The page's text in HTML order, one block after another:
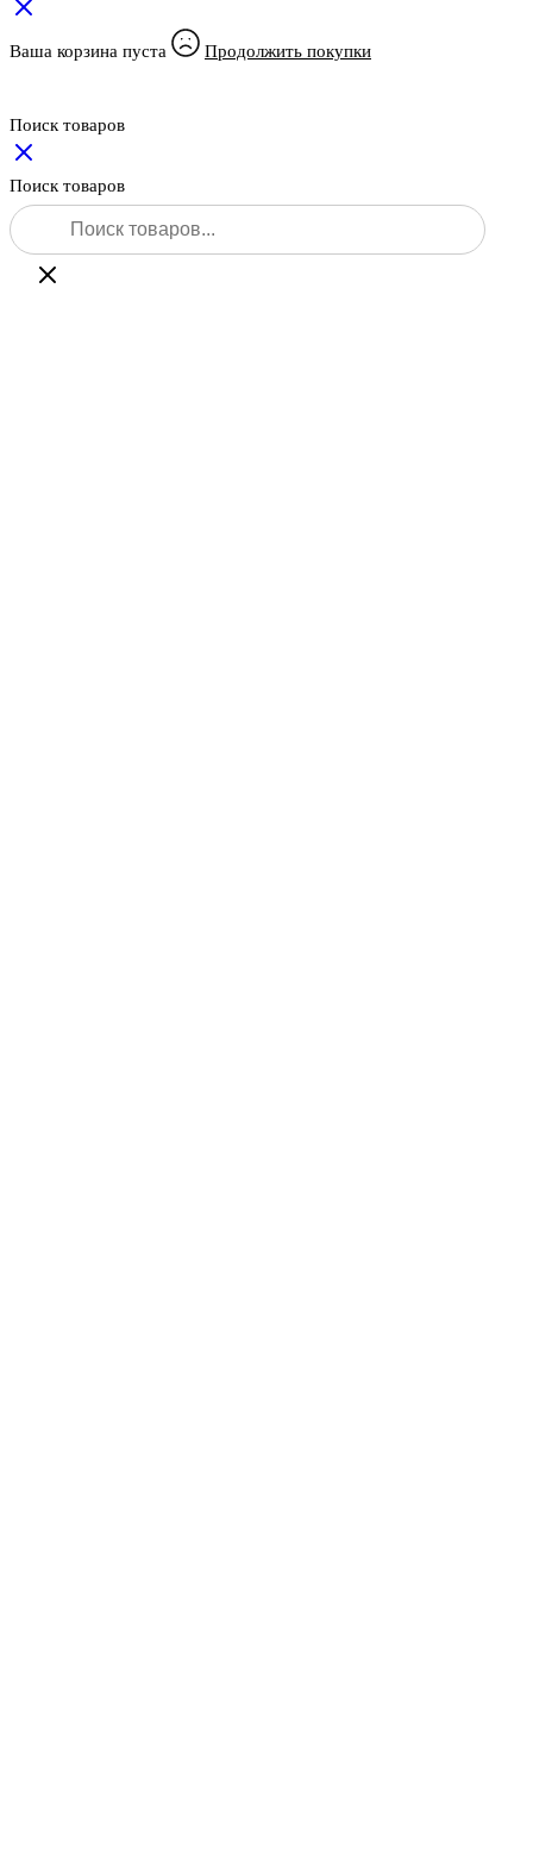
Ваша корзина пуста Продолжить покупки
Поиск товаров
Поиск товаров